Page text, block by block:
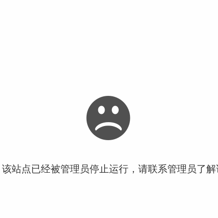
站点已经被管理员停止运行，请联系管理员了